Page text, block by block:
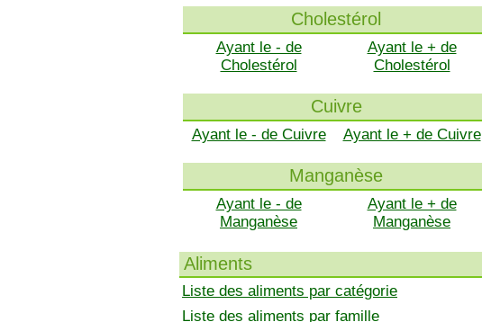
Cholestérol
Ayant le - de
Cholestérol
Ayant le + de
Cholestérol
Cuivre
Ayant le - de Cuivre Ayant le + de Cuivre
Manganèse
Ayant le - de
Manganèse
Ayant le + de
Manganèse
Aliments
Liste des aliments par catégorie
Liste des aliments par famille